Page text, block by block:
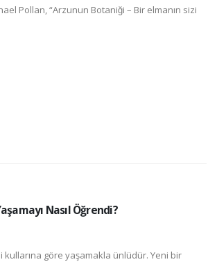
Pollan, “Arzunun Botaniği – Bir elmanın sizi
Nasıl Öğrendi?
kullarına göre yaşamakla ünlüdür. Yeni bir